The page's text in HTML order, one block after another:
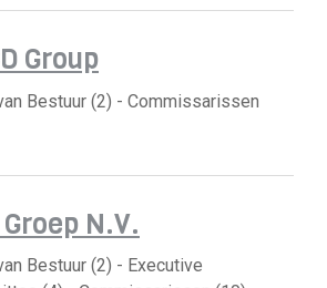
Group
Bestuur (2) - Commissarissen
Groep N.V.
Bestuur (2) - Executive